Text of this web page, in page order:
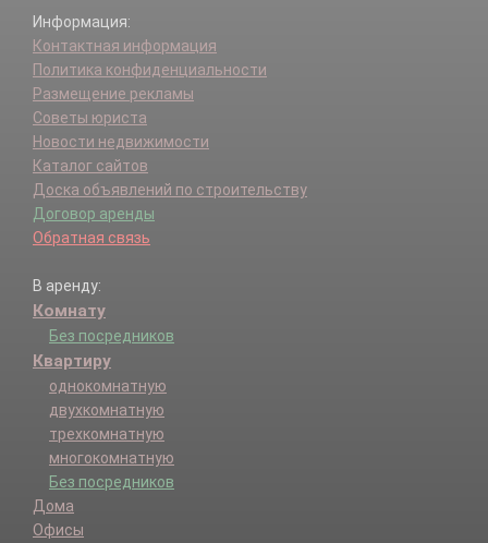
Информация:
Контактная информация
Политика конфиденциальности
Размещение рекламы
Советы юриста
Новости недвижимости
Каталог сайтов
Доска объявлений по строительству
Договор аренды
Обратная связь
В аренду:
Комнату
Без посредников
Квартиру
однокомнатную
двухкомнатную
трехкомнатную
многокомнатную
Без посредников
Дома
Офисы